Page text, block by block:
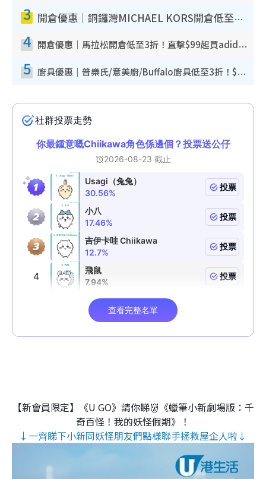
3 開倉優惠｜銅鑼灣MICHAEL KORS開倉低至17折！直擊$500起買手袋/銀包/鞋款 必買經典Jet Set系列
4 開倉優惠｜馬拉松開倉低至3折！直擊$99起買adidas／New Balance／Puma鞋款 STANLEY保溫杯劈價至$119起
5 廚具優惠｜普樂氏/意美廚/Buffalo廚具低至3折！$89起買煎鍋／炒鑊／個人鍋 同場小家電激減至$99起
【新會員限定】《U GO》請你睇👹《蠟筆小新劇場版：千
奇百怪！我的妖怪假期》！
↓一齊睇下小新同妖怪朋友們點樣聯手拯救屋企人啦↓